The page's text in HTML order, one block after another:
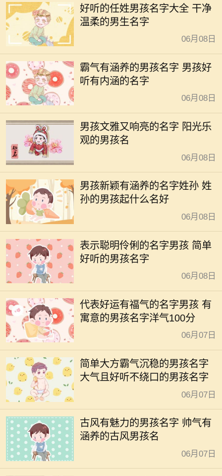
好听的任姓男孩名字大全 干净
温柔的男生名字
06月08日
霸气有涵养的男孩名字 男孩好
听有内涵的名字
06月08日
男孩文雅又响亮的名字 阳光乐
观的男孩名
06月08日
男孩新颖有涵养的名字姓孙 姓
孙的男孩起什么名好
06月08日
表示聪明伶俐的名字男孩 简单
好听的男孩名字
06月08日
代表好运有福气的名字男孩 有
寓意的男孩名字洋气100分
06月07日
简单大方霸气沉稳的男孩名字
大气且好听不绕口的男孩名字
06月07日
古风有魅力的男孩名字 帅气有
涵养的古风男孩名
06月07日